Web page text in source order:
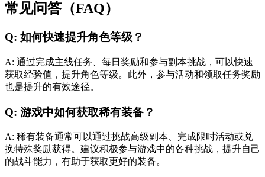
常见问答（FAQ）
Q: 如何快速提升角色等级？
A: 通过完成主线任务、每日奖励和参与副本挑战，可以快速
获取经验值，提升角色等级。此外，参与活动和领取任务奖励
也是提升的有效途径。
Q: 游戏中如何获取稀有装备？
A: 稀有装备通常可以通过挑战高级副本、完成限时活动或兑
换特殊奖励获得。建议积极参与游戏中的各种挑战，提升自己
的战斗能力，有助于获取更好的装备。